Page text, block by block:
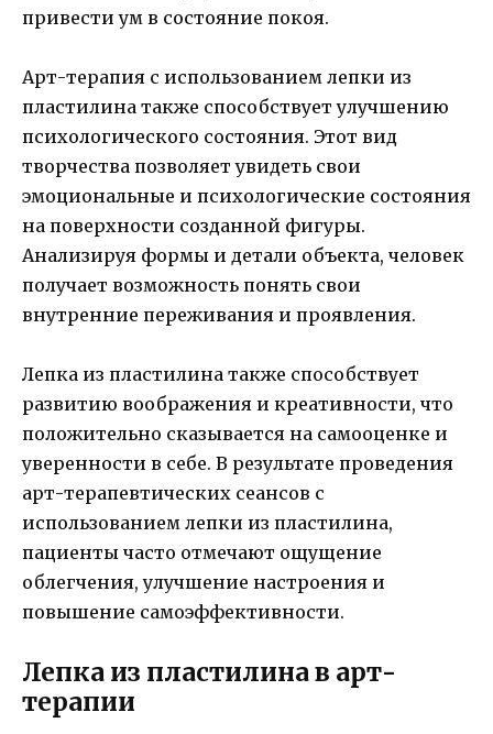
привести ум в состояние покоя.
Арт-терапия с использованием лепки из
пластилина также способствует улучшению
психологического состояния. Этот вид
творчества позволяет увидеть свои
эмоциональные и психологические состояния
на поверхности созданной фигуры.
Анализируя формы и детали объекта, человек
получает возможность понять свои
внутренние переживания и проявления.
Лепка из пластилина также способствует
развитию воображения и креативности, что
положительно сказывается на самооценке и
уверенности в себе. В результате проведения
арт-терапевтических сеансов с
использованием лепки из пластилина,
пациенты часто отмечают ощущение
облегчения, улучшение настроения и
повышение самоэффективности.
Лепка из пластилина в арт-
терапии